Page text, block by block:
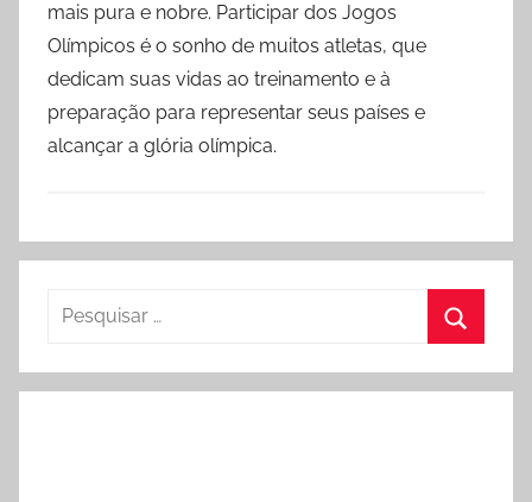
mais pura e nobre. Participar dos Jogos
Olímpicos é o sonho de muitos atletas, que
dedicam suas vidas ao treinamento e à
preparação para representar seus países e
alcançar a glória olímpica.
Pesquisar